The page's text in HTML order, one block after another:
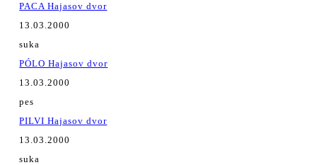
PACA Hajasov dvor
13.03.2000
suka
PÓLO Hajasov dvor
13.03.2000
pes
PILVI Hajasov dvor
13.03.2000
suka